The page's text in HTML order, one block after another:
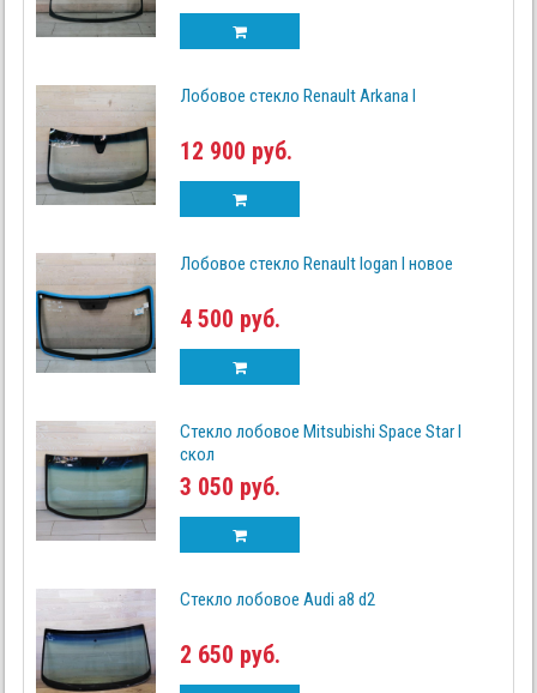
Лобовое стекло Renault Arkana I
12 900 руб.
Лобовое стекло Renault logan I нoвoe
4 500 руб.
Стекло лобовое Mitsubishi Space Star I
скол
3 050 руб.
Стекло лобовое Audi a8 d2
2 650 руб.